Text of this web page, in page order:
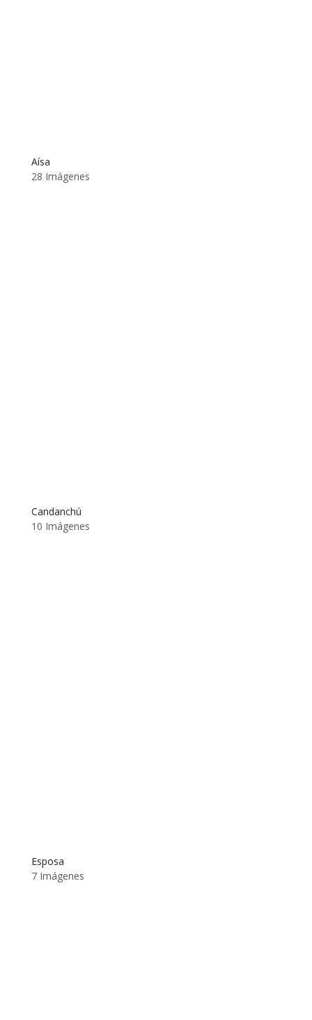
Aísa
28 Imágenes
Candanchú
10 Imágenes
Esposa
7 Imágenes